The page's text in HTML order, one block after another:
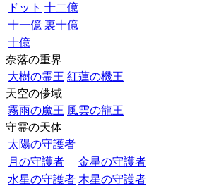
ドット 十二億
十一億 裏十億
十億
奈落の重界
大樹の霊王 紅蓮の機王
天空の儚域
霧雨の魔王 風雲の龍王
守霊の天体
太陽の守護者
月の守護者
金星の守護者
水星の守護者 木星の守護者